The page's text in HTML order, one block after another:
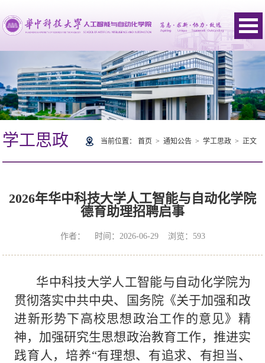
学工思政 当前位置： 首页> 通知公告> 学工思政> 正文
2026年华中科技大学人工智能与自动化学院
德育助理招聘启事
作者： 时间：2026-06-29 浏览： 593
华中科技大学人工智能与自动化学院为
贯彻落实中共中央、国务院《关于加强和改
进新形势下高校思想政治工作的意见》精
神，加强研究生思想政治教育工作，推进实
践育人，培养“有理想、有追求、有担当、